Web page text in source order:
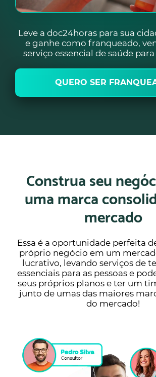
Leve a doc24horas para sua
e ganhe como franqueado,
serviço essencial de saúde para
QUERO SER
Construa seu
uma marca
mercado
Essa é a oportunidade perfeita
próprio negócio em um
lucrativo, levando serviços de
essenciais para as pessoas e
seus próprios planos e ter um
junto de umas das maiores
do mercado!